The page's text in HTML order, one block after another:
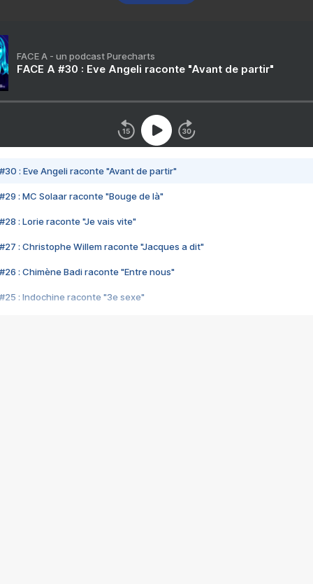
FACE A - un podcast Purecharts
FACE A #30 : Eve Angeli raconte "Avant de partir"
#30 : Eve Angeli raconte "Avant de partir"
#29 : MC Solaar raconte "Bouge de là"
#28 : Lorie raconte "Je vais vite"
#27 : Christophe Willem raconte "Jacques a dit"
#26 : Chimène Badi raconte "Entre nous"
#25 : Indochine raconte "3e sexe"